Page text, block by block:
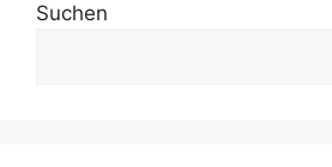
Suchen